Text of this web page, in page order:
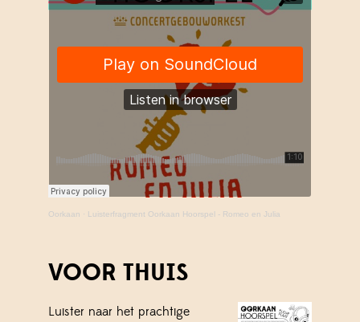
Oorkaan · Luisterfragment Oorkaan Hoorspel - Romeo en Julia
VOOR THUIS
Luister naar het prachtige